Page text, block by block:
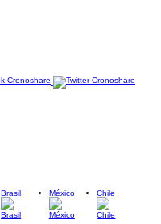
Brasil México Chile